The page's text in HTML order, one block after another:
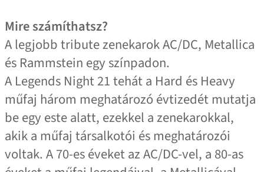
Mire számíthatsz?
A legjobb tribute zenekarok AC/DC, Metallica
és Rammstein egy színpadon.
A Legends Night 21 tehát a Hard és Heavy
műfaj három meghatározó évtizedét mutatja
be egy este alatt, ezekkel a zenekarokkal,
akik a műfaj társalkotói és meghatározói
voltak. A 70-es éveket az AC/DC-vel, a 80-as